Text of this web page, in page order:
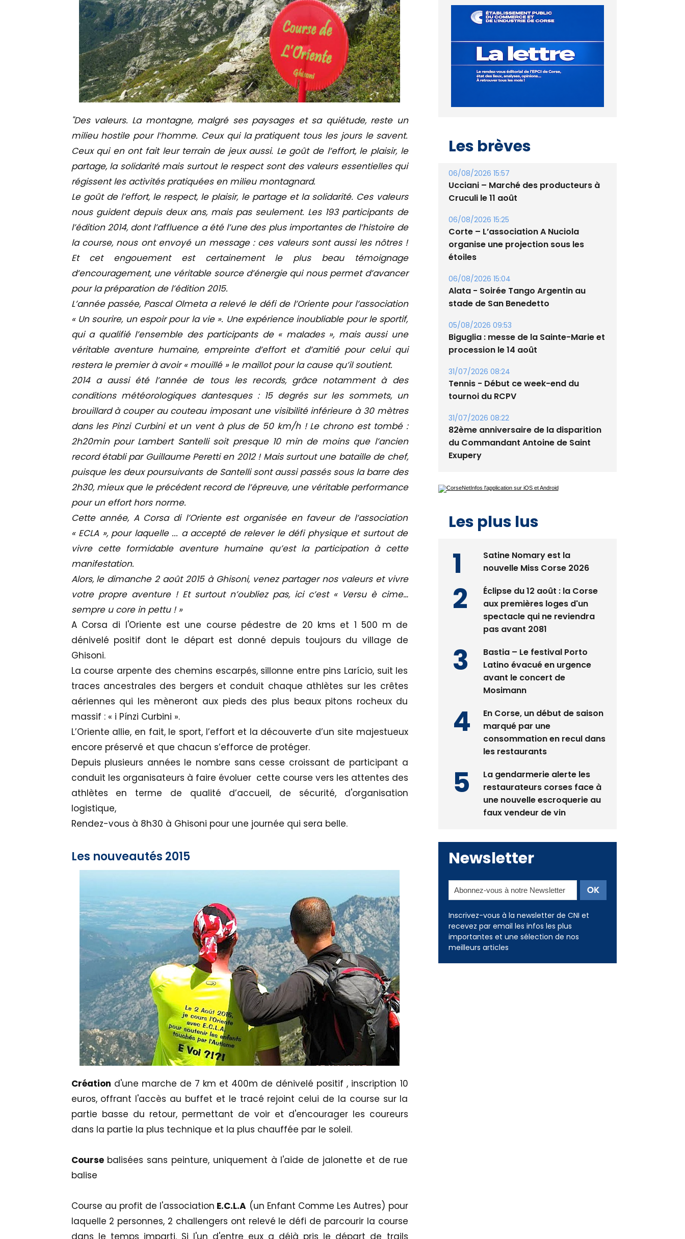
"Des valeurs. La montagne, malgré ses paysages et sa quiétude, reste un
milieu hostile pour l’homme. Ceux qui la pratiquent tous les jours le savent.
Ceux qui en ont fait leur terrain de jeux aussi. Le goût de l’effort, le plaisir, le
partage, la solidarité mais surtout le respect sont des valeurs essentielles qui
régissent les activités pratiquées en milieu montagnard.
Le goût de l’effort, le respect, le plaisir, le partage et la solidarité. Ces valeurs
nous guident depuis deux ans, mais pas seulement. Les 193 participants de
l’édition 2014, dont l’affluence a été l’une des plus importantes de l’histoire de
la course, nous ont envoyé un message : ces valeurs sont aussi les nôtres !
Et cet engouement est certainement le plus beau témoignage
d’encouragement, une véritable source d’énergie qui nous permet d’avancer
pour la préparation de l’édition 2015.
L’année passée, Pascal Olmeta a relevé le défi de l’Oriente pour l’association
« Un sourire, un espoir pour la vie ». Une expérience inoubliable pour le sportif,
qui a qualifié l’ensemble des participants de « malades », mais aussi une
véritable aventure humaine, empreinte d’effort et d’amitié pour celui qui
restera le premier à avoir « mouillé » le maillot pour la cause qu’il soutient.
2014 a aussi été l’année de tous les records, grâce notamment à des
conditions météorologiques dantesques : 15 degrés sur les sommets, un
brouillard à couper au couteau imposant une visibilité inférieure à 30 mètres
dans les Pinzi Curbini et un vent à plus de 50 km/h ! Le chrono est tombé :
2h20min pour Lambert Santelli soit presque 10 min de moins que l’ancien
record établi par Guillaume Peretti en 2012 ! Mais surtout une bataille de chef,
puisque les deux poursuivants de Santelli sont aussi passés sous la barre des
2h30, mieux que le précédent record de l’épreuve, une véritable performance
pour un effort hors norme.
Cette année, A Corsa di l’Oriente est organisée en faveur de l’association
« ECLA », pour laquelle ... a accepté de relever le défi physique et surtout de
vivre cette formidable aventure humaine qu’est la participation à cette
manifestation.
Alors, le dimanche 2 août 2015 à Ghisoni, venez partager nos valeurs et vivre
votre propre aventure ! Et surtout n’oubliez pas, ici c’est « Versu è cime…
sempre u core in pettu ! »
A Corsa di l'Oriente est une course pédestre de 20 kms et 1 500 m de
dénivelé positif dont le départ est donné depuis toujours du village de
Ghisoni.
La course arpente des chemins escarpés, sillonne entre pins Larício, suit les
traces ancestrales des bergers et conduit chaque athlètes sur les crêtes
aériennes qui les mèneront aux pieds des plus beaux pitons rocheux du
massif : « i Pínzi Curbini ».
L’Oriente allie, en fait, le sport, l’effort et la découverte d’un site majestueux
encore préservé et que chacun s’efforce de protéger.
Depuis plusieurs années le nombre sans cesse croissant de participant a
conduit les organisateurs à faire évoluer cette course vers les attentes des
athlètes en terme de qualité d’accueil, de sécurité, d'organisation
logistique,
Rendez-vous à 8h30 à Ghisoni pour une journée qui sera belle.
Les nouveautés 2015
Création d'une marche de 7 km et 400m de dénivelé positif , inscription 10
euros, offrant l'accès au buffet et le tracé rejoint celui de la course sur la
partie basse du retour, permettant de voir et d'encourager les coureurs
dans la partie la plus technique et la plus chauffée par le soleil.
Coursebalisées sans peinture, uniquement à l'aide de jalonette et de rue
balise
Course au profit de l'association E.C.L.A (un Enfant Comme Les Autres) pour
laquelle 2 personnes, 2 challengers ont relevé le défi de parcourir la course
dans le temps imparti. Si l'un d'entre eux a déjà pris le départ de trails
Les brèves
06/08/2026 15:57
Cruculi le 11 août
06/08/2026 15:25
Corte – L’association A Nuciola
étoiles
06/08/2026 15:04
stade de San Benedetto
05/08/2026 09:53
procession le 14 août
31/07/2026 08:24
tournoi du RCPV
31/07/2026 08:22
82ème anniversaire de la disparition
Les plus lus
nouvelle Miss Corse 2026
Éclipse du 12 août : la Corse
aux premières loges d'un
pas avant 2081
Bastia – Le festival Porto
Latino évacué en urgence
Mosimann
En Corse, un début de saison
marqué par une
les restaurants
La gendarmerie alerte les
restaurateurs corses face à
Newsletter
Inscrivez-vous à la newsletter de CNI et
recevez par email les infos les plus
importantes et une sélection de nos